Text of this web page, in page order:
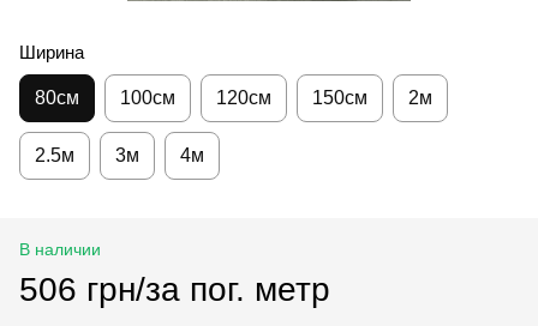
Ширина
80см 100см 120см 150см 2м
2.5м 3м 4м
В наличии
506 грн/за пог. метр